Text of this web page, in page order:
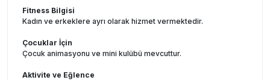
Fitness Bilgisi
Kadın ve erkeklere ayrı olarak hizmet vermektedir.
Çocuklar İçin
Çocuk animasyonu ve mini kulübü mevcuttur.
Aktivite ve Eğlence